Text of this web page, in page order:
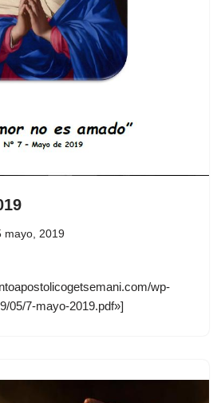
mayo, 2019
wp-
05/7-mayo-2019.pdf»]